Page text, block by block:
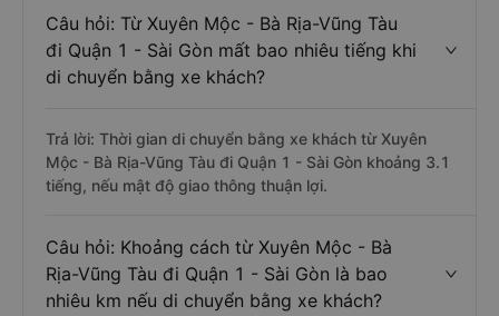
Câu hỏi: Từ Xuyên Mộc - Bà Rịa-Vũng Tàu
đi Quận 1 - Sài Gòn mất bao nhiêu tiếng khi
di chuyển bằng xe khách?
Trả lời: Thời gian di chuyển bằng xe khách từ Xuyên
Mộc - Bà Rịa-Vũng Tàu đi Quận 1 - Sài Gòn khoảng 3.1
tiếng, nếu mật độ giao thông thuận lợi.
Câu hỏi: Khoảng cách từ Xuyên Mộc - Bà
Rịa-Vũng Tàu đi Quận 1 - Sài Gòn là bao
nhiêu km nếu di chuyển bằng xe khách?